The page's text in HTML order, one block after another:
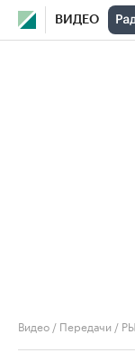
ВИДЕО
Видео / Передачи /